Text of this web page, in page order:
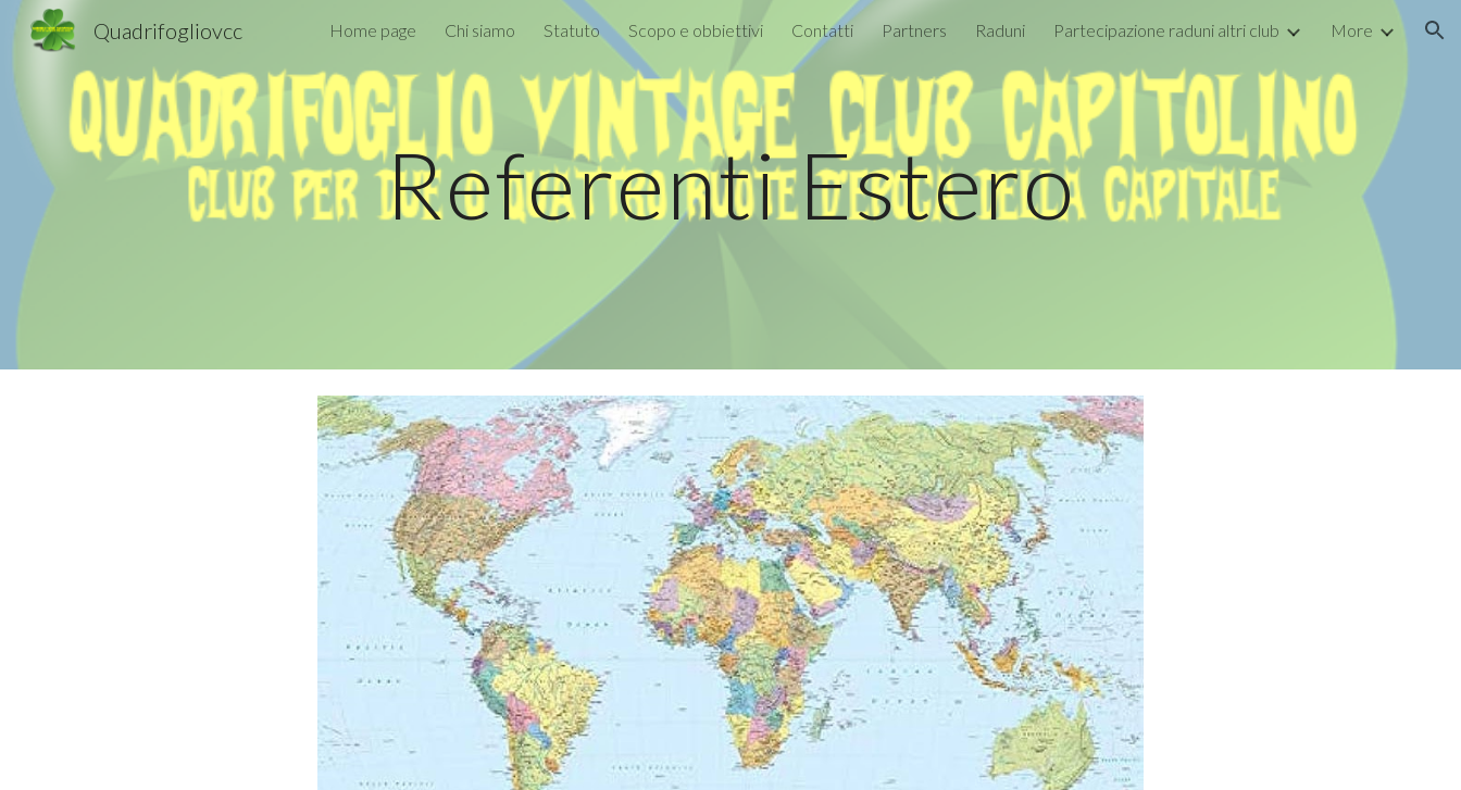
Skip to main content Skip to navigation
Quadrifogliovcc Home page Chi siamo Statuto Scopo e obbiettivi Contatti Partners Raduni Partecipazione raduni altri club More
Referenti Estero